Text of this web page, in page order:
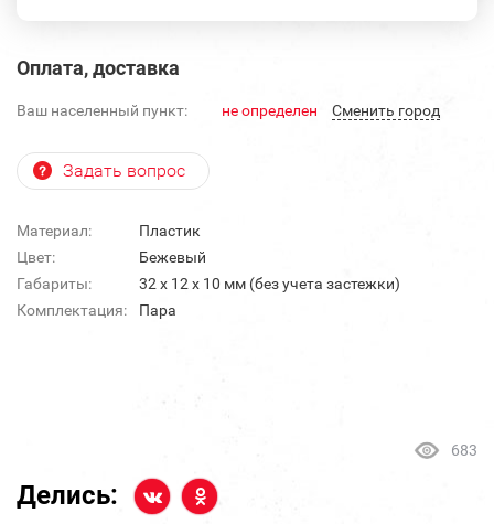
Оплата, доставка
Ваш населенный пункт: не определен Cменить город
Задать вопрос
Материал:
Пластик
Цвет:
Бежевый
Габариты:
32 х 12 х 10 мм (без учета застежки)
Комплектация:
Пара
683
Делись: